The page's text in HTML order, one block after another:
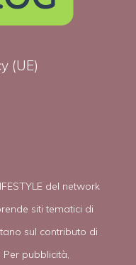
(UE)
del network
siti tematici di
sul contributo di
pubblicità,